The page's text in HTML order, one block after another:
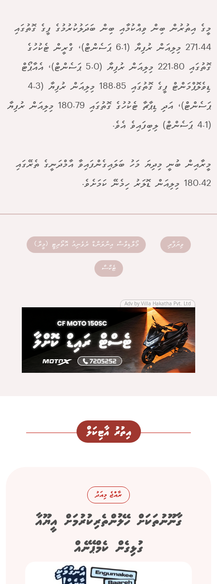
މީގެ އިތުރުން ބިން ވިއްކުމާއި ބިން ބަދަލުކުރުމުގެ ފީގެ ގޮތުގައި
271.44 މިލިއަން ރުފިޔާ (6.1 ޕަސެންޓް)، ގްރީން ޓެކުހުގެ
ގޮތުގައި 221.80 މިލިއަން ރުފިޔާ (5.0 ޕަސެންޓް)، އެއާޕޯޓް
ޑިވެލޮޕްމަންޓް ފީގެ ގޮތުގައި 188.85 މިލިއަން ރުފިޔާ (4.3
ޕަސެންޓް)، އަދި ޑިޕާޗާ ޓެކުހުގެ ގޮތުގައި 180.79 މިލިއަން ރުފިޔާ
(4.1 ޕަސެންޓް) ލިބިފައިވެ އެވެ.
މީރާއިން ބުނީ މިދިޔަ މަހު ބަލައިގެންފައިވާ އާމްދަނީގެ ތެރޭގައި
180.42 މިލިއަން ޑޮލަރު ހިމެނޭ ކަމަށެވެ.
ވިޔަފާރި މޯލްޑިވްސް އިންލަންޑް ރެވެނިއު އޮތޯރިޓީ (މީރާ)
ޓެކްސް
Adv by Villa Hakatha Pvt. Ltd
އިތުރު އާޓިކަލް
ރާއްޖެ މިއަދު
ގާނޫނުތަކަށް ހޭލުންތެރިކުރުމަށް އީޔޫއާ
ގުޅިގެން ކެމްޕޭނެއް